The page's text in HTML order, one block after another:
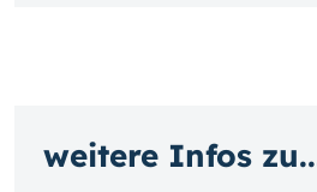
weitere Infos